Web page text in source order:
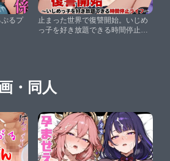
るプ
止まった世界で復讐開始。いじめ
っ子を好き放題できる時間停止ラ
・同人